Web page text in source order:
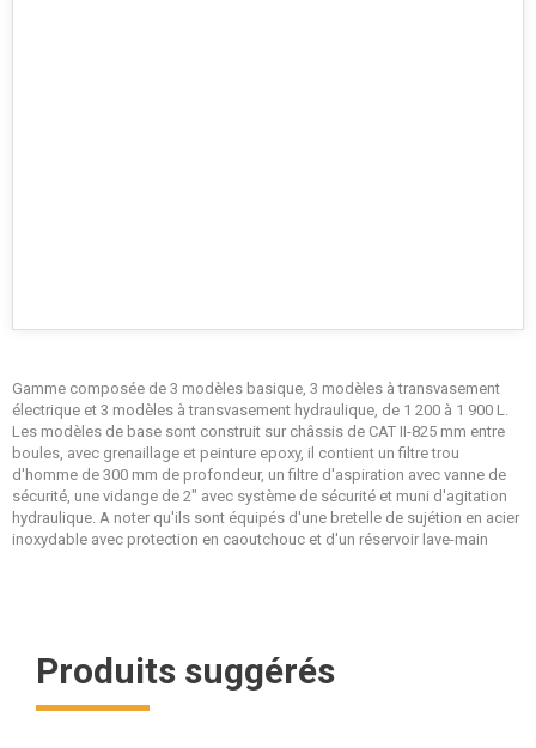
Gamme composée de 3 modèles basique, 3 modèles à transvasement
électrique et 3 modèles à transvasement hydraulique, de 1 200 à 1 900 L.
Les modèles de base sont construit sur châssis de CAT II-825 mm entre
boules, avec grenaillage et peinture epoxy, il contient un filtre trou
d'homme de 300 mm de profondeur, un filtre d'aspiration avec vanne de
sécurité, une vidange de 2" avec système de sécurité et muni d'agitation
hydraulique. A noter qu'ils sont équipés d'une bretelle de sujétion en acier
inoxydable avec protection en caoutchouc et d'un réservoir lave-main
Produits suggérés